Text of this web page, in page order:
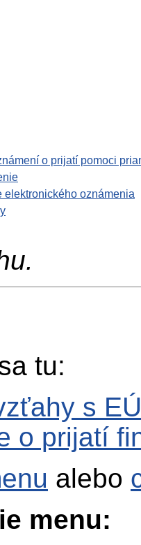
o prijatí pomoci
elektronického oznámenia
tu:
s EÚ
o prijatí
alebo
menu: